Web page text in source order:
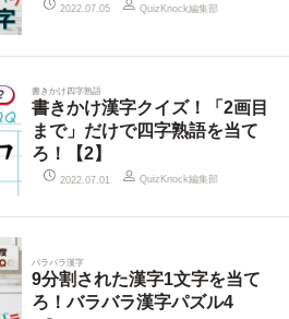
2022.07.05 QuizKnock編集部
書きかけ四字熟語
書きかけ漢字クイズ！「2画目
まで」だけで四字熟語を当て
ろ！【2】
2022.07.01 QuizKnock編集部
バラバラ漢字
9分割された漢字1文字を当て
ろ！バラバラ漢字パズル4